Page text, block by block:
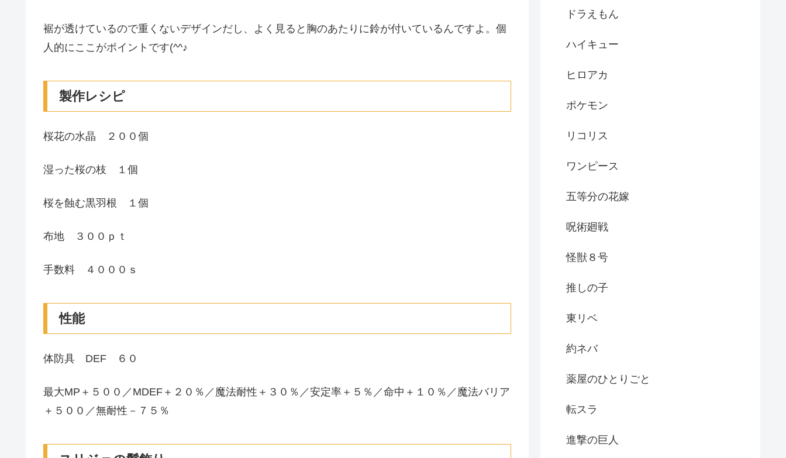
裾が透けているので重くないデザインだし、よく見ると胸のあたりに鈴が付いているんですよ。個
人的にここがポイントです(^^♪
製作レシピ
桜花の水晶 ２００個
湿った桜の枝 １個
桜を蝕む黒羽根 １個
布地 ３００ｐｔ
手数料 ４０００ｓ
性能
体防具 DEF ６０
最大MP＋５００／MDEF＋２０％／魔法耐性＋３０％／安定率＋５％／命中＋１０％／魔法バリア
＋５００／無耐性－７５％
ドラえもん
ハイキュー
ヒロアカ
ポケモン
リコリス
ワンピース
五等分の花嫁
呪術廻戦
怪獣８号
推しの子
東リベ
約ネバ
薬屋のひとりごと
転スラ
進撃の巨人